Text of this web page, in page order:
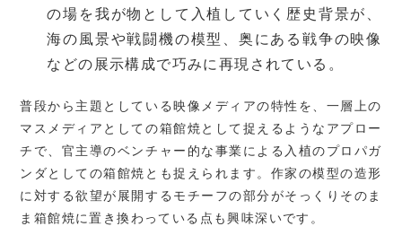
の場を我が物として入植していく歴史背景が、
海の風景や戦闘機の模型、奥にある戦争の映像
などの展示構成で巧みに再現されている。
普段から主題としている映像メディアの特性を、一層上の
マスメディアとしての箱館焼として捉えるようなアプロー
チで、官主導のベンチャー的な事業による入植のプロパガ
ンダとしての箱館焼とも捉えられます。作家の模型の造形
に対する欲望が展開するモチーフの部分がそっくりそのま
ま箱館焼に置き換わっている点も興味深いです。